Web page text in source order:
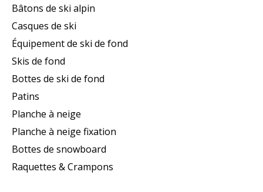
Bâtons de ski alpin
Casques de ski
Équipement de ski de fond
Skis de fond
Bottes de ski de fond
Patins
Planche à neige
Planche à neige fixation
Bottes de snowboard
Raquettes & Crampons